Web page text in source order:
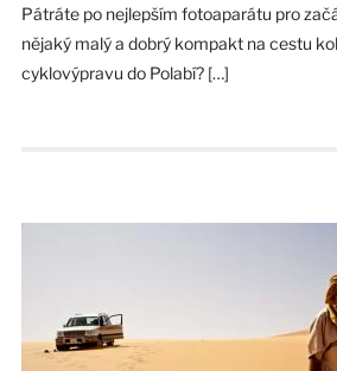
Pátráte po nejlepším fotoaparátu pro
nějaký malý a dobrý kompakt na cestu
cyklovýpravu do Polabí? […]